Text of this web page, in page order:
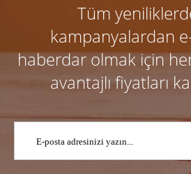
Tüm
kampanyalardan
haberdar olmak için
avantajlı fiyatları